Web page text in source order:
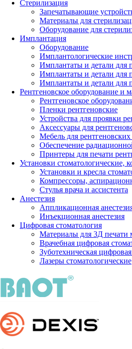
Стерилизация
Запечатывающие
Материалы для
Оборудование для
Имплантация
Оборудование
Имплантологические
Имплантаты и детали для
Имплантаты и детали для
Имплантаты и детали для
Рентгеновское оборудование и
Рентгеновское
Пленки рентгеновские
Устройства для проявки
Аксессуары для
Мебель для
Обеспечение
Принтеры для печати
Установки стоматологические,
Установки и кресла
Компрессоры,
Стулья врача и ассистента
Анестезия
Аппликационная
Инъекционная анестезия
Цифровая стоматология
Материалы для 3Д печати
Врачебная цифровая
Зуботехническая
Лазеры стоматологические